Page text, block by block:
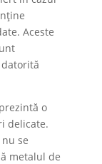
Aceste
o
delicate.
se
metalul de